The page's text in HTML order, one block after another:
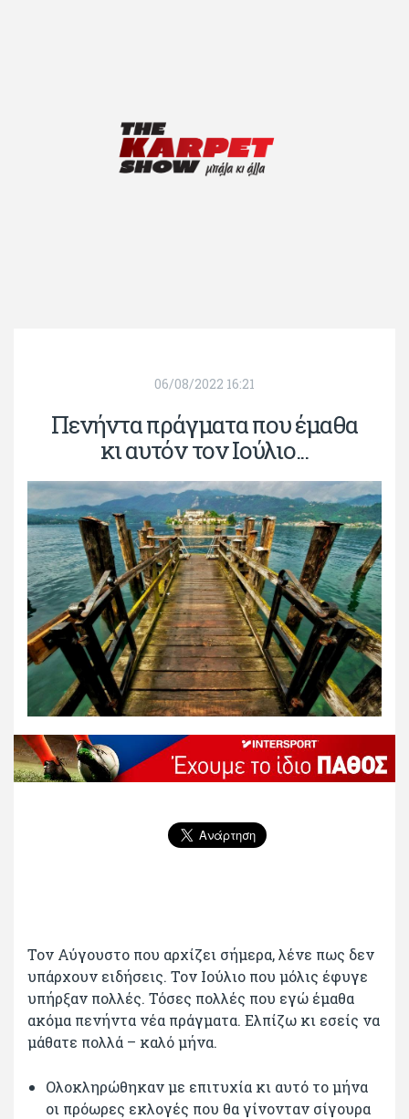
06/08/2022 16:21
Πενήντα πράγματα που έμαθα
κι αυτόν τον Ιούλιο...
Τον Αύγουστο που αρχίζει σήμερα, λένε πως δεν
υπάρχουν ειδήσεις. Τον Ιούλιο που μόλις έφυγε
υπήρξαν πολλές. Τόσες πολλές που εγώ έμαθα
ακόμα πενήντα νέα πράγματα. Ελπίζω κι εσείς να
μάθατε πολλά – καλό μήνα.
Ολοκληρώθηκαν με επιτυχία κι αυτό το μήνα
οι πρόωρες εκλογές που θα γίνονταν σίγουρα